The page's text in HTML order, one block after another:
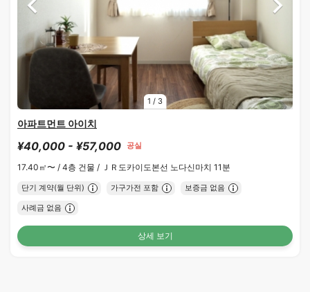
1 / 3
아파트먼트 아이치
¥40,000 - ¥57,000 공실
17.40㎡〜 / 4층 건물 / ＪＲ도카이도본선 노다신마치 11분
단기 계약(월 단위) 가구가전 포함 보증금 없음
사례금 없음
상세 보기